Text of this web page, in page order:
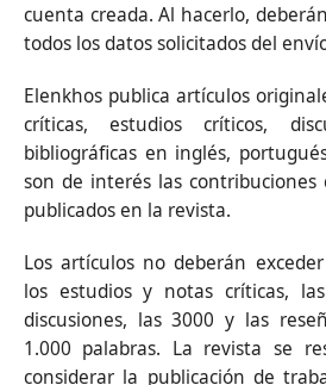
cuenta creada. Al hacerlo,
todos los datos solicitados del
Elenkhos publica artículos
críticas, estudios críticos,
bibliográficas en inglés,
son de interés las contribuciones
publicados en la revista.
Los artículos no deberán
los estudios y notas críticas,
discusiones, las 3000 y las
1.000 palabras. La revista se
considerar la publicación de